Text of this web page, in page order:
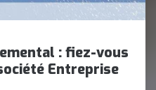
: fiez-vous
Entreprise